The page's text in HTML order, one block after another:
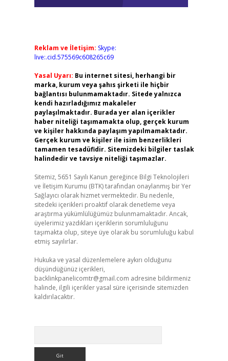
Reklam ve İletişim: Skype:
live:.cid.575569c608265c69
Yasal Uyarı: Bu internet sitesi, herhangi bir
marka, kurum veya şahıs şirketi ile hiçbir
bağlantısı bulunmamaktadır. Sitede yalnızca
kendi hazırladığımız makaleler
paylaşılmaktadır. Burada yer alan içerikler
haber niteliği taşımamakta olup, gerçek kurum
ve kişiler hakkında paylaşım yapılmamaktadır.
Gerçek kurum ve kişiler ile isim benzerlikleri
tamamen tesadüfidir. Sitemizdeki bilgiler taslak
halindedir ve tavsiye niteliği taşımazlar.
Sitemiz, 5651 Sayılı Kanun gereğince Bilgi Teknolojileri
ve İletişim Kurumu (BTK) tarafından onaylanmış bir Yer
Sağlayıcı olarak hizmet vermektedir. Bu nedenle,
sitedeki içerikleri proaktif olarak denetleme veya
araştırma yükümlülüğümüz bulunmamaktadır. Ancak,
üyelerimiz yazdıkları içeriklerin sorumluluğunu
taşımakta olup, siteye üye olarak bu sorumluluğu kabul
etmiş sayılırlar.
Hukuka ve yasal düzenlemelere aykırı olduğunu
düşündüğünüz içerikleri,
backlinkpanelicomtr@gmail.com adresine bildirmeniz
halinde, ilgili içerikler yasal süre içerisinde sitemizden
kaldırılacaktır.